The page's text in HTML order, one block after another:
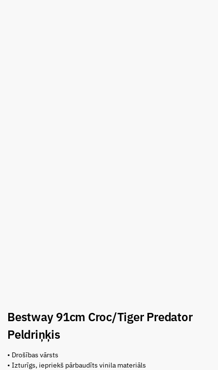
Bestway 91cm Croc/Tiger Predator
Peldriņķis
• Drošības vārsts
• Izturīgs, iepriekš pārbaudīts vinila materiāls